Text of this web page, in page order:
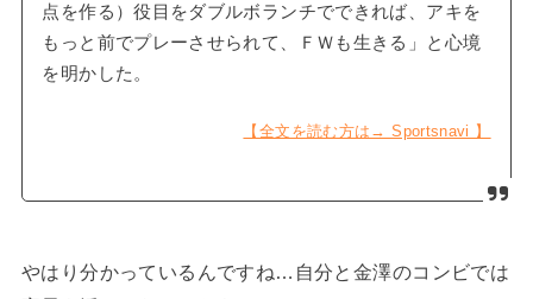
点を作る）役目をダブルボランチでできれば、アキを
もっと前でプレーさせられて、ＦＷも生きる」と心境
を明かした。
【全文を読む方は→ Sportsnavi 】
やはり分かっているんですね…自分と金澤のコンビでは